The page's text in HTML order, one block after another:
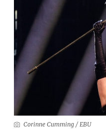
Corinne Cumming / EBU